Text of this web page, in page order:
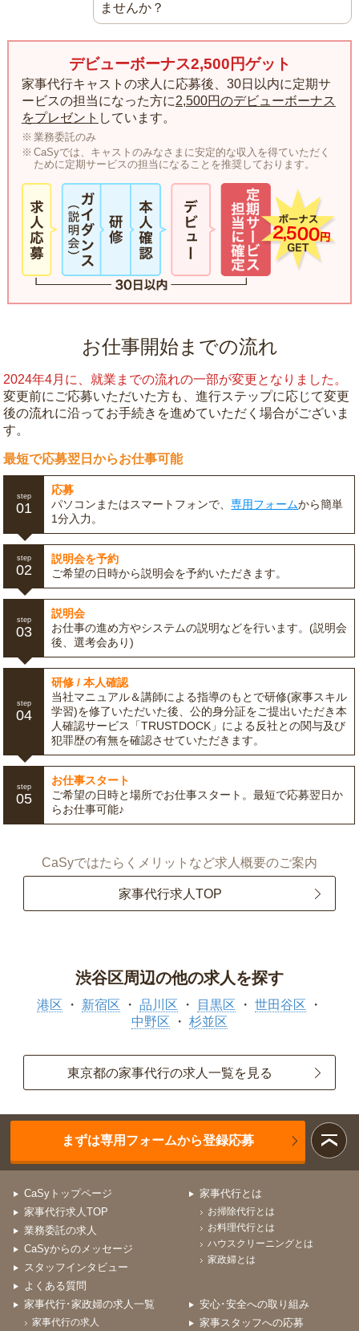
ませんか？
デビューボーナス2,500円ゲット
家事代行キャストの求人に応募後、30日以内に定期サ
ービスの担当になった方に2,500円のデビューボーナス
をプレゼント しています。
業務委託のみ
CaSyでは、キャストのみなさまに安定的な収入を得ていただく
ために定期サービスの担当になることを推奨しております。
お仕事開始までの流れ
2024年4月に、就業までの流れの一部が変更となりました。
変更前にご応募いただいた方も、進行ステップに応じて変更
後の流れに沿ってお手続きを進めていただく場合がございま
す。
最短で応募翌日からお仕事可能
step
01
応募
パソコンまたはスマートフォンで、専用フォームから簡単
1分入力。
step
02
説明会を予約
ご希望の日時から説明会を予約いただきます。
step
03
説明会
お仕事の進め方やシステムの説明などを行います。(説明会
後、選考会あり)
step
04
研修 / 本人確認
当社マニュアル＆講師による指導のもとで研修(家事スキル
学習)を修了いただいた後、公的身分証をご提出いただき本
人確認サービス「TRUSTDOCK」による反社との関与及び
犯罪歴の有無を確認させていただきます。
step
05
お仕事スタート
ご希望の日時と場所でお仕事スタート。最短で応募翌日か
らお仕事可能♪
CaSyではたらくメリットなど求人概要のご案内
家事代行求人TOP
渋谷区周辺の他の求人を探す
港区 新宿区 品川区 目黒区
世田谷区
中野区
杉並区
東京都の家事代行の求人一覧を見る
まずは専用フォームから登録応募
CaSyトップページ
家事代行求人TOP
業務委託の求人
CaSyからのメッセージ
スタッフインタビュー
よくある質問
家事代行とは
お掃除代行とは
お料理代行とは
ハウスクリーニングとは
家政婦とは
家事代行･家政婦の求人一覧
家事代行の求人
安心･安全への取り組み
家事スタッフへの応募